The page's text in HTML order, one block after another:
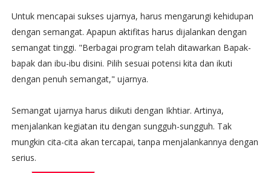
Untuk mencapai sukses ujarnya, harus mengarungi kehidupan
dengan semangat. Apapun aktifitas harus dijalankan dengan
semangat tinggi. "Berbagai program telah ditawarkan Bapak-
bapak dan ibu-ibu disini. Pilih sesuai potensi kita dan ikuti
dengan penuh semangat," ujarnya.
Semangat ujarnya harus diikuti dengan Ikhtiar. Artinya,
menjalankan kegiatan itu dengan sungguh-sungguh. Tak
mungkin cita-cita akan tercapai, tanpa menjalankannya dengan
serius.